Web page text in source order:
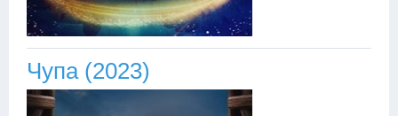
Чупа (2023)